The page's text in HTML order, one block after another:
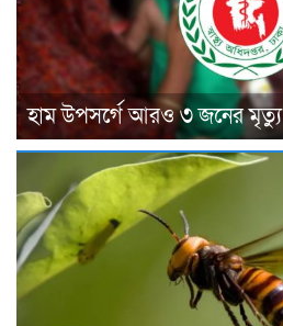
হাম উপসর্গে আরও ৩ জনের মৃত্যু